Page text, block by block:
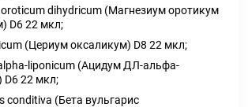
dihydricum (Магнезиум оротикум
D6 22 мкл;
(Цериум оксаликум) D8 22 мкл;
liponicum (Ацидум ДЛ-альфа-
D6 22 мкл;
conditiva (Бета вульгарис